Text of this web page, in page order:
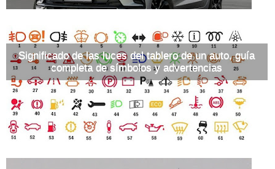
Significado de las luces del tablero de un auto, guía
completa de símbolos y advertencias